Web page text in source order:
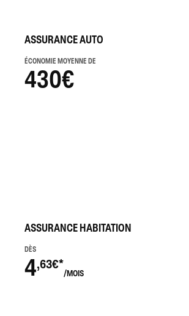
ASSURANCE AUTO
ÉCONOMIE MOYENNE DE
430€
ASSURANCE HABITATION
DÈS
4,63€*
/MOIS